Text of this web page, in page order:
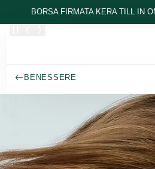
Passa al contenuto principale
BORSA FIRMATA KERA TILL IN
BENESSERE